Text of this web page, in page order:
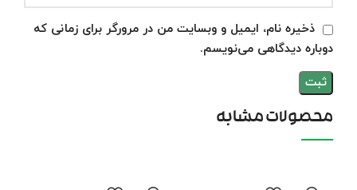
ذخیره نام، ایمیل و وبسایت من در مرورگر برای زمانی که
دوباره دیدگاهی می‌نویسم.
محصولات مشابه